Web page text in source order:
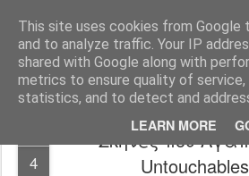
This site uses cookies from Google
and to analyze traffic. Your IP
shared with Google along with
metrics to ensure quality of service,
statistics, and to detect and
LEARN MORE
FilmBoy
4
Σκηνές που